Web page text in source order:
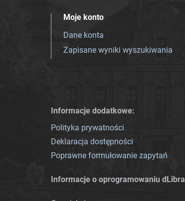
Moje konto
Dane konta
Zapisane wyniki wyszukiwania
Informacje dodatkowe:
Polityka prywatności
Deklaracja dostępności
Poprawne formułowanie zapytań
Informacje o oprogramowaniu dLibra